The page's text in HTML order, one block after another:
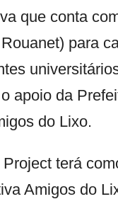
que conta
para
apoio da
do Lixo.
terá
Amigos do